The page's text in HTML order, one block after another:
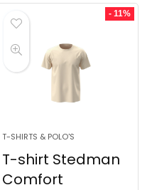
- 11%
T-SHIRTS & POLO'S
T-shirt Stedman
Comfort